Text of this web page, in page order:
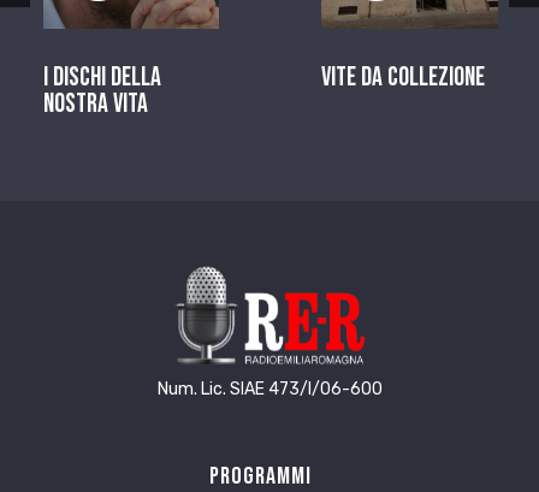
I dischi della
nostra vita
Vite da Collezione
Num. Lic. SIAE 473/I/06-600
Programmi